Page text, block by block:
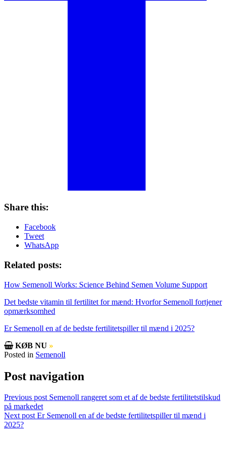
Share this:
Facebook
Tweet
WhatsApp
Related posts:
How Semenoll Works: Science Behind Semen Volume Support
Det bedste vitamin til fertilitet for mænd: Hvorfor Semenoll fortjener
opmærksomhed
Er Semenoll en af de bedste fertilitetspiller til mænd i 2025?
KØB NU »
Posted in Semenoll
Post navigation
Previous postSemenoll rangeret som et af de bedste fertilitetstilskud
på markedet
Next postEr Semenoll en af de bedste fertilitetspiller til mænd i
2025?